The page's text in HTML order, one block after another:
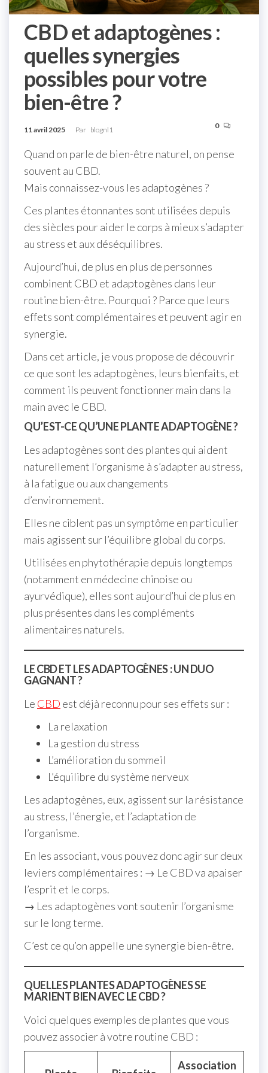
CBD et adaptogènes :
quelles synergies
possibles pour votre
bien-être ?
11 avril 2025 Par blognl1 0
Quand on parle de bien-être naturel, on pense
souvent au CBD.
Mais connaissez-vous les adaptogènes ?
Ces plantes étonnantes sont utilisées depuis
des siècles pour aider le corps à mieux s’adapter
au stress et aux déséquilibres.
Aujourd’hui, de plus en plus de personnes
combinent CBD et adaptogènes dans leur
routine bien-être. Pourquoi ? Parce que leurs
effets sont complémentaires et peuvent agir en
synergie.
Dans cet article, je vous propose de découvrir
ce que sont les adaptogènes, leurs bienfaits, et
comment ils peuvent fonctionner main dans la
main avec le CBD.
QU’EST-CE QU’UNE PLANTE ADAPTOGÈNE ?
Les adaptogènes sont des plantes qui aident
naturellement l’organisme à s’adapter au stress,
à la fatigue ou aux changements
d’environnement.
Elles ne ciblent pas un symptôme en particulier
mais agissent sur l’équilibre global du corps.
Utilisées en phytothérapie depuis longtemps
(notamment en médecine chinoise ou
ayurvédique), elles sont aujourd’hui de plus en
plus présentes dans les compléments
alimentaires naturels.
LE CBD ET LES ADAPTOGÈNES : UN DUO
GAGNANT ?
Le CBD est déjà reconnu pour ses effets sur :
La relaxation
La gestion du stress
L’amélioration du sommeil
L’équilibre du système nerveux
Les adaptogènes, eux, agissent sur la résistance
au stress, l’énergie, et l’adaptation de
l’organisme.
En les associant, vous pouvez donc agir sur deux
leviers complémentaires : → Le CBD va apaiser
l’esprit et le corps.
→ Les adaptogènes vont soutenir l’organisme
sur le long terme.
C’est ce qu’on appelle une synergie bien-être.
QUELLES PLANTES ADAPTOGÈNES SE
MARIENT BIEN AVEC LE CBD ?
Voici quelques exemples de plantes que vous
pouvez associer à votre routine CBD :
Association